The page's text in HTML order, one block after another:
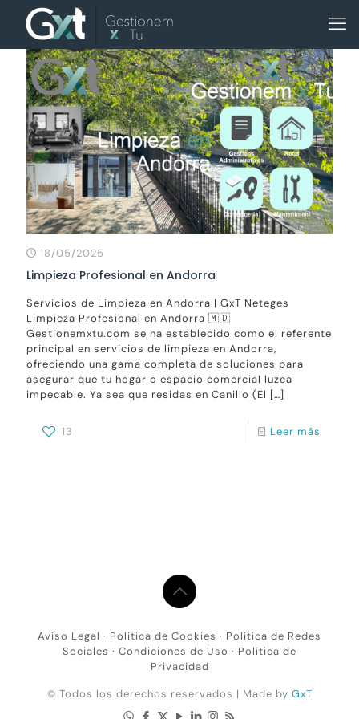
18/05/2025
Limpieza Profesional en Andorra
Servicios de Limpieza en Andorra | GxT Neteges
Limpieza Profesional en Andorra 🇲🇩
Gestionemxtu.com se ha establecido como el referente
principal en servicios de limpieza en Andorra,
ofreciendo una gama completa de soluciones para
asegurar que tu hogar o espacio comercial luzca
impecable. Ya sea que residas en Canillo (El […]
13 Leer más
Aviso Legal · Politica de Cookies · Politica de Redes
Sociales · Condiciones de Uso · Política de
Privacidad
© Todos los derechos reservados | Made by GxT